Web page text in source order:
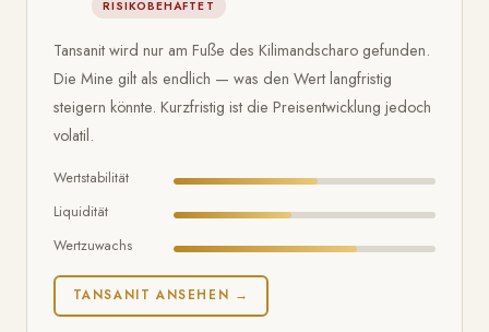
RISIKOBEHAFTET
Tansanit wird nur am Fuße des Kilimandscharo gefunden.
Die Mine gilt als endlich — was den Wert langfristig
steigern könnte. Kurzfristig ist die Preisentwicklung jedoch
volatil.
Wertstabilität
Liquidität
Wertzuwachs
TANSANIT ANSEHEN →